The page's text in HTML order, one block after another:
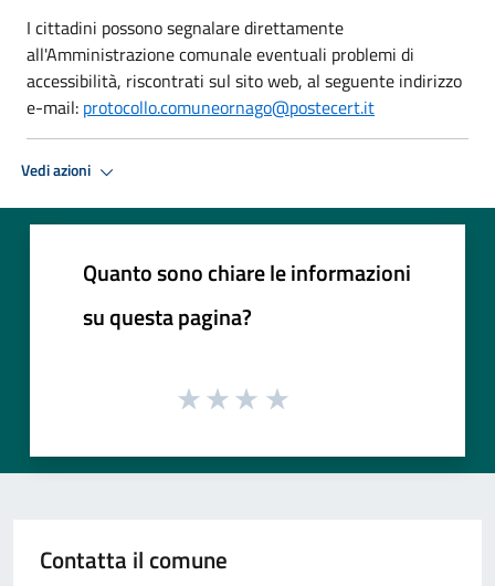
I cittadini possono segnalare direttamente
all'Amministrazione comunale eventuali problemi di
accessibilità, riscontrati sul sito web, al seguente indirizzo
e-mail: protocollo.comuneornago@postecert.it
Vedi azioni
Quanto sono chiare le informazioni
su questa pagina?
Contatta il comune